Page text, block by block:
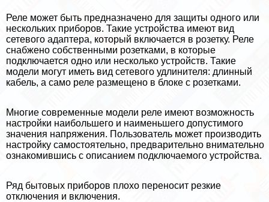
Реле может быть предназначено для защиты одного или
нескольких приборов. Такие устройства имеют вид
сетевого адаптера, который включается в розетку. Реле
снабжено собственными розетками, в которые
подключается одно или несколько устройств. Такие
модели могут иметь вид сетевого удлинителя: длинный
кабель, а само реле размещено в блоке с розетками.
Многие современные модели реле имеют возможность
настройки наибольшего и наименьшего допустимого
значения напряжения. Пользователь может производить
настройку самостоятельно, предварительно внимательно
ознакомившись с описанием подключаемого устройства.
Ряд бытовых приборов плохо переносит резкие
отключения и включения.